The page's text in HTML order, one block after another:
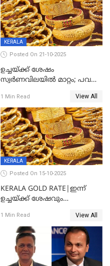
KERALA
Posted On 21-10-2025
ഉച്ചയ്ക്ക് ശേഷം
സ്വർണവിലയിൽ മാറ്റം; പവന്
1 Min Read View All
KERALA
Posted On 15-10-2025
KERALA GOLD RATE|ഇന്ന്
ഉച്ചയ്ക്ക് ശേഷവും
പവന് കൂടിയത് 400 രൂപ
1 Min Read View All